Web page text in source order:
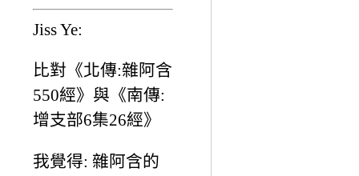
Jiss Ye:
比對《北傳:雜阿含
550經》與《南傳:
增支部6集26經》
我覺得: 雜阿含的